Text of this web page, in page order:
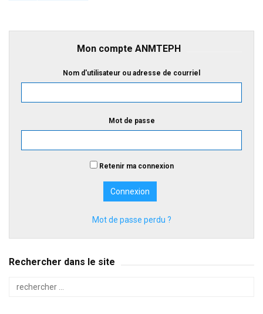
Mon compte ANMTEPH
Nom d'utilisateur ou adresse de courriel
Mot de passe
Retenir ma connexion
Mot de passe perdu ?
Rechercher dans le site